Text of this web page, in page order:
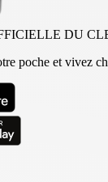
DU
poche et vivez